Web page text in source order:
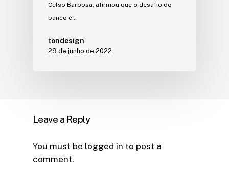
Celso Barbosa, afirmou que o desafio do
banco é…
tondesign
29 de junho de 2022
Leave a Reply
You must be logged in to post a
comment.